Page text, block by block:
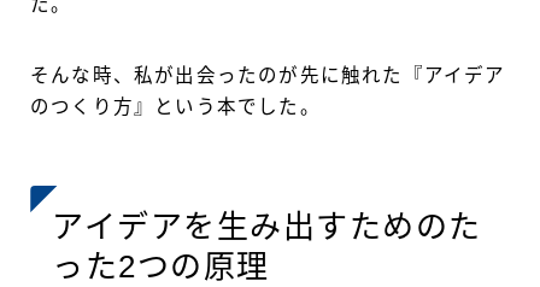
そんな時、私が出会ったのが先に触れた『アイデア
のつくり方』という本でした。
アイデアを生み出すためのた
った2つの原理